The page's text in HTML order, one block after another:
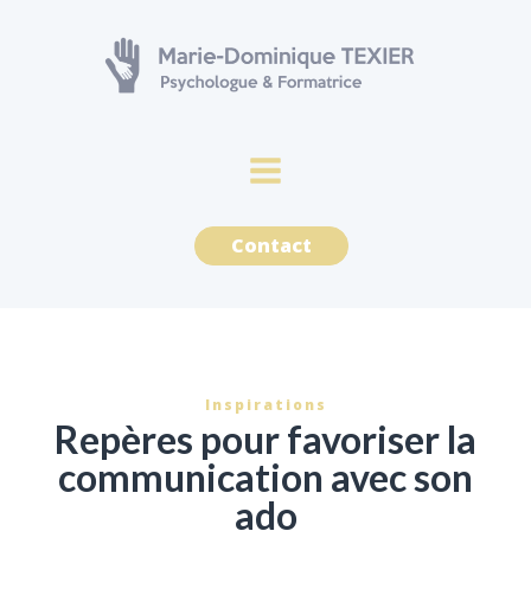
Contact
Inspirations
Repères pour favoriser la
communication avec son
ado